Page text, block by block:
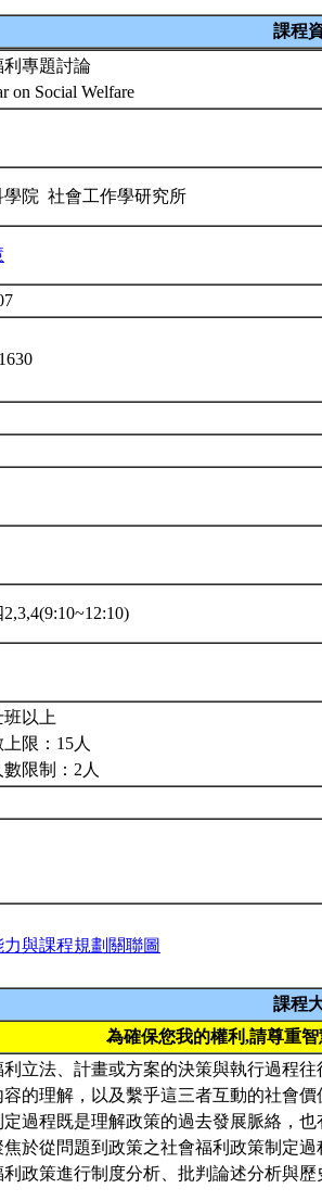
課程
利專題討論
on Social Welfare
學院 社會工作學研究所
班以上
限：15人
限制：2人
與課程規劃關聯圖
課程
為確保您我的權利,請尊重
利立法、計畫或方案的決策與執行過程
容的理解，以及繫乎這三者互動的社會
定過程既是理解政策的過去發展脈絡，
焦於從問題到政策之社會福利政策制定
政策進行制度分析、批判論述分析與歷